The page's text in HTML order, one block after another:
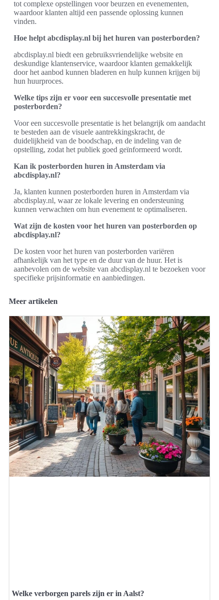
tot complexe opstellingen voor beurzen en evenementen,
waardoor klanten altijd een passende oplossing kunnen
vinden.
Hoe helpt abcdisplay.nl bij het huren van posterborden?
abcdisplay.nl biedt een gebruiksvriendelijke website en
deskundige klantenservice, waardoor klanten gemakkelijk
door het aanbod kunnen bladeren en hulp kunnen krijgen bij
hun huurproces.
Welke tips zijn er voor een succesvolle presentatie met
posterborden?
Voor een succesvolle presentatie is het belangrijk om aandacht
te besteden aan de visuele aantrekkingskracht, de
duidelijkheid van de boodschap, en de indeling van de
opstelling, zodat het publiek goed geïnformeerd wordt.
Kan ik posterborden huren in Amsterdam via
abcdisplay.nl?
Ja, klanten kunnen posterborden huren in Amsterdam via
abcdisplay.nl, waar ze lokale levering en ondersteuning
kunnen verwachten om hun evenement te optimaliseren.
Wat zijn de kosten voor het huren van posterborden op
abcdisplay.nl?
De kosten voor het huren van posterborden variëren
afhankelijk van het type en de duur van de huur. Het is
aanbevolen om de website van abcdisplay.nl te bezoeken voor
specifieke prijsinformatie en aanbiedingen.
Meer artikelen
Welke verborgen parels zijn er in Aalst?